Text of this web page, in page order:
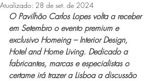
Atualizado: 28 de set. de 2024
O Pavilhão Carlos Lopes volta a receber
em Setembro o evento premium e
exclusivo Homeing – Interior Design,
Hotel and Home Living. Dedicado a
fabricantes, marcas e especialistas o
certame irá trazer a Lisboa a discussão